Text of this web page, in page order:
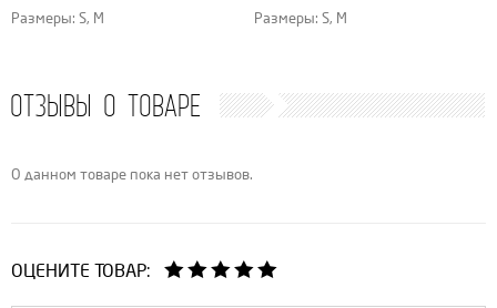
Размеры: S, M Размеры: S, M
ОТЗЫВЫ О ТОВАРЕ
О данном товаре пока нет отзывов.
ОЦЕНИТЕ ТОВАР: